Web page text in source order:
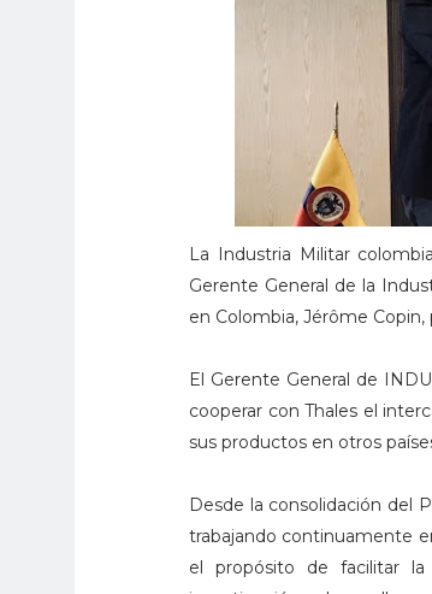
La Industria Militar
Gerente General de la
en Colombia, Jérôme
El Gerente General de
cooperar con Thales el
sus productos en otros
Desde la consolidación del
trabajando continuamente
el propósito de facilitar